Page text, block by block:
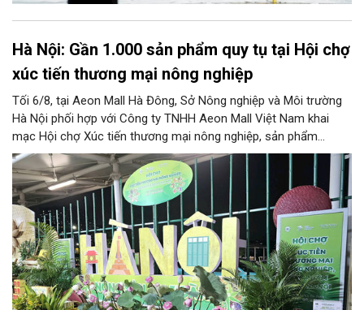
Hà Nội: Gần 1.000 sản phẩm quy tụ tại Hội chợ
xúc tiến thương mại nông nghiệp
Tối 6/8, tại Aeon Mall Hà Đông, Sở Nông nghiệp và Môi trường
Hà Nội phối hợp với Công ty TNHH Aeon Mall Việt Nam khai
mạc Hội chợ Xúc tiến thương mại nông nghiệp, sản phẩm
OCOP Hà Nội (HaNoi Agriculture Fair 2026).